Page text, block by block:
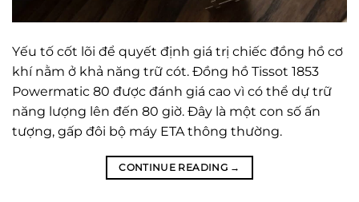
Yếu tố cốt lõi để quyết định giá trị chiếc đồng hồ cơ
khí nằm ở khả năng trữ cót. Đồng hồ Tissot 1853
Powermatic 80 được đánh giá cao vì có thể dự trữ
năng lượng lên đến 80 giờ. Đây là một con số ấn
tượng, gấp đôi bộ máy ETA thông thường.
CONTINUE READING →